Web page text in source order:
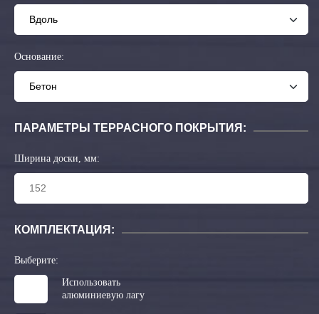
Основание:
ПАРАМЕТРЫ ТЕРРАСНОГО ПОКРЫТИЯ:
Ширина доски, мм:
КОМПЛЕКТАЦИЯ:
Выберите:
Использовать
алюминиевую лагу